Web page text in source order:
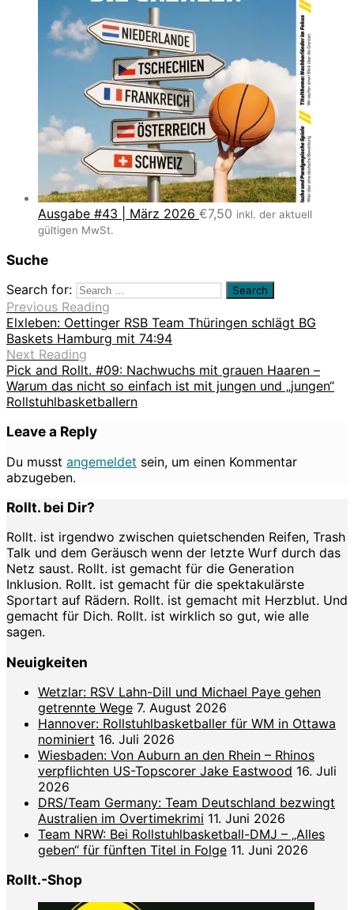
Ausgabe #43 | März 2026 €7,50 inkl. der aktuell
gültigen MwSt.
Suche
Search for:
Previous Reading
Elxleben: Oettinger RSB Team Thüringen schlägt BG
Baskets Hamburg mit 74:94
Next Reading
Pick and Rollt. #09: Nachwuchs mit grauen Haaren –
Warum das nicht so einfach ist mit jungen und „jungen“
Rollstuhlbasketballern
Leave a Reply
Du musst angemeldet sein, um einen Kommentar
abzugeben.
Rollt. bei Dir?
Rollt. ist irgendwo zwischen quietschenden Reifen, Trash
Talk und dem Geräusch wenn der letzte Wurf durch das
Netz saust. Rollt. ist gemacht für die Generation
Inklusion. Rollt. ist gemacht für die spektakulärste
Sportart auf Rädern. Rollt. ist gemacht mit Herzblut. Und
gemacht für Dich. Rollt. ist wirklich so gut, wie alle
sagen.
Neuigkeiten
Wetzlar: RSV Lahn-Dill und Michael Paye gehen
getrennte Wege 7. August 2026
Hannover: Rollstuhlbasketballer für WM in Ottawa
nominiert 16. Juli 2026
Wiesbaden: Von Auburn an den Rhein – Rhinos
verpflichten US-Topscorer Jake Eastwood 16. Juli
2026
DRS/Team Germany: Team Deutschland bezwingt
Australien im Overtimekrimi 11. Juni 2026
Team NRW: Bei Rollstuhlbasketball-DMJ – „Alles
geben“ für fünften Titel in Folge 11. Juni 2026
Rollt.-Shop